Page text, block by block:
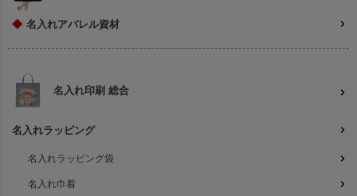
◆ 名入れアパレル資材
名入れ印刷 総合
名入れラッピング
名入れラッピング袋
名入れ巾着